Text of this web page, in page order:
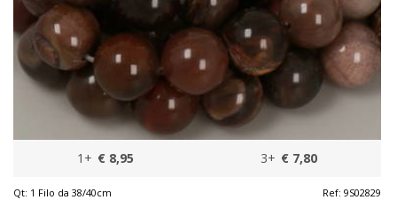
1+ € 8,95 3+ € 7,80
Qt: 1 Filo da 38/40cm Ref: 9S02829